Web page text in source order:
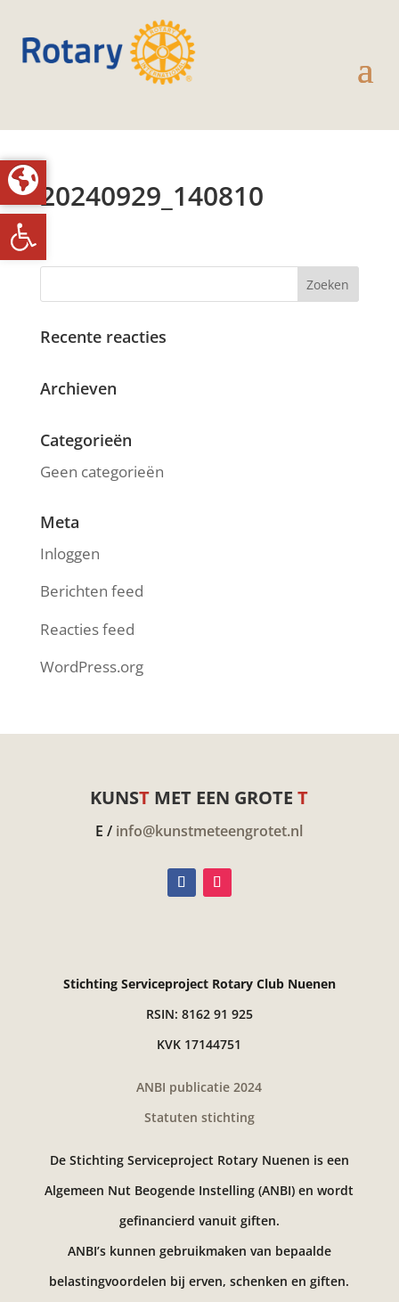
Toolbar openen
20240929_140810
Recente reacties
Archieven
Categorieën
Geen categorieën
Meta
Inloggen
Berichten feed
Reacties feed
WordPress.org
KUNST MET EEN GROTET
E / info@kunstmeteengrotet.nl
Stichting Serviceproject Rotary Club Nuenen
RSIN: 8162 91 925
KVK 17144751
ANBI publicatie 2024
Statuten stichting
De Stichting Serviceproject Rotary Nuenen is een
Algemeen Nut Beogende Instelling (ANBI) en wordt
gefinancierd vanuit giften.
ANBI’s kunnen gebruikmaken van bepaalde
belastingvoordelen bij erven, schenken en giften.